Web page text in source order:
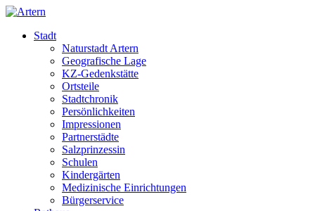
Stadt
Naturstadt Artern
Geografische Lage
KZ-Gedenkstätte
Ortsteile
Stadtchronik
Persönlichkeiten
Impressionen
Partnerstädte
Salzprinzessin
Schulen
Kindergärten
Medizinische Einrichtungen
Bürgerservice